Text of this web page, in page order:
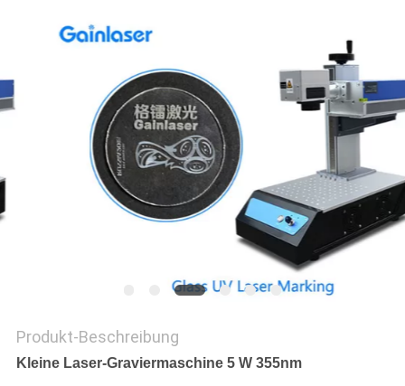
SITEMAP
PRIVACY
POLICY
Produkt-Beschreibung
Kleine Laser-Graviermaschine 5 W 355nm